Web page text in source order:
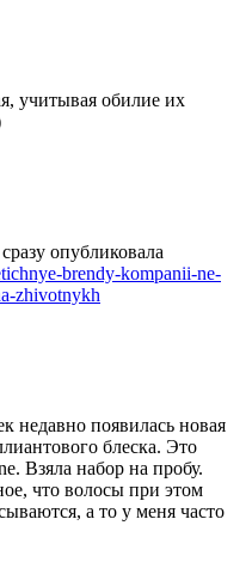
учитывая обилие их
опубликовала
brendy-kompanii-ne-
zhivotnykh
недавно появилась новая
блеска. Это
Взяла набор на пробу.
что волосы при этом
а то у меня часто